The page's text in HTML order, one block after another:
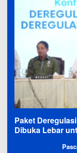
Paket
Dibuka Lebar